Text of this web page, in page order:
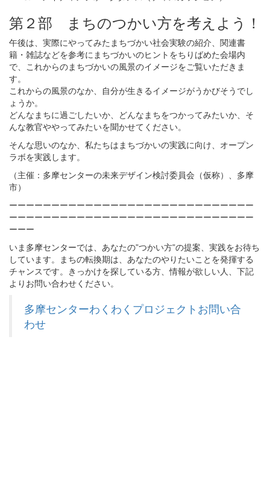
第２部 まちのつかい方を考えよう！
午後は、実際にやってみたまちづかい社会実験の紹介、関連書
籍・雑誌などを参考にまちづかいのヒントをちりばめた会場内
で、これからのまちづかいの風景のイメージをご覧いただきま
す。
これからの風景のなか、自分が生きるイメージがうかびそうでし
ょうか。
どんなまちに過ごしたいか、どんなまちをつかってみたいか、そ
んな教官ややってみたいを聞かせてください。
そんな思いのなか、私たちはまちづかいの実践に向け、オープン
ラボを実践します。
（主催：多摩センターの未来デザイン検討委員会（仮称）、多摩
市）
ーーーーーーーーーーーーーーーーーーーーーーーーーーーーー
ーーーーーーーーーーーーーーーーーーーーーーーーーーーーー
ーーー
いま多摩センターでは、あなたの”つかい方”の提案、実践をお待ち
しています。まちの転換期は、あなたのやりたいことを発揮する
チャンスです。きっかけを探している方、情報が欲しい人、下記
よりお問い合わせください。
多摩センターわくわくプロジェクトお問い合
わせ